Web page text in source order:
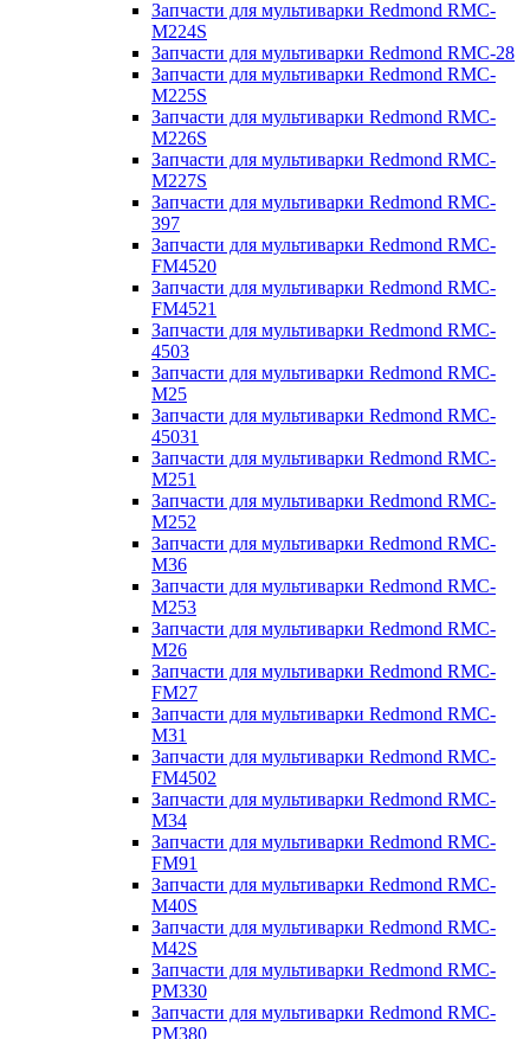
Запчасти для мультиварки Redmond RMC-
M224S
Запчасти для мультиварки Redmond RMC-28
Запчасти для мультиварки Redmond RMC-
M225S
Запчасти для мультиварки Redmond RMC-
M226S
Запчасти для мультиварки Redmond RMC-
M227S
Запчасти для мультиварки Redmond RMC-
397
Запчасти для мультиварки Redmond RMC-
FM4520
Запчасти для мультиварки Redmond RMC-
FM4521
Запчасти для мультиварки Redmond RMC-
4503
Запчасти для мультиварки Redmond RMC-
M25
Запчасти для мультиварки Redmond RMC-
45031
Запчасти для мультиварки Redmond RMC-
M251
Запчасти для мультиварки Redmond RMC-
M252
Запчасти для мультиварки Redmond RMC-
M36
Запчасти для мультиварки Redmond RMC-
M253
Запчасти для мультиварки Redmond RMC-
M26
Запчасти для мультиварки Redmond RMC-
FM27
Запчасти для мультиварки Redmond RMC-
M31
Запчасти для мультиварки Redmond RMC-
FM4502
Запчасти для мультиварки Redmond RMC-
M34
Запчасти для мультиварки Redmond RMC-
FM91
Запчасти для мультиварки Redmond RMC-
M40S
Запчасти для мультиварки Redmond RMC-
M42S
Запчасти для мультиварки Redmond RMC-
PM330
Запчасти для мультиварки Redmond RMC-
PM380